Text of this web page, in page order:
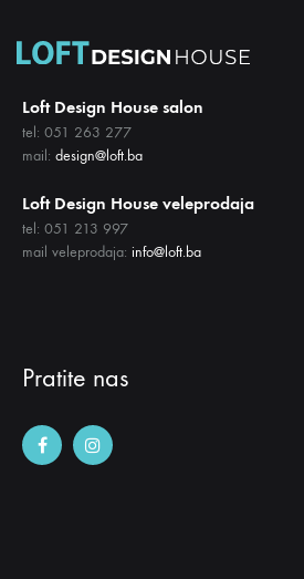
Loft Design House salon
tel: 051 263 277
mail: design@loft.ba
Loft Design House veleprodaja
tel: 051 213 997
mail veleprodaja: info@loft.ba
Pratite nas